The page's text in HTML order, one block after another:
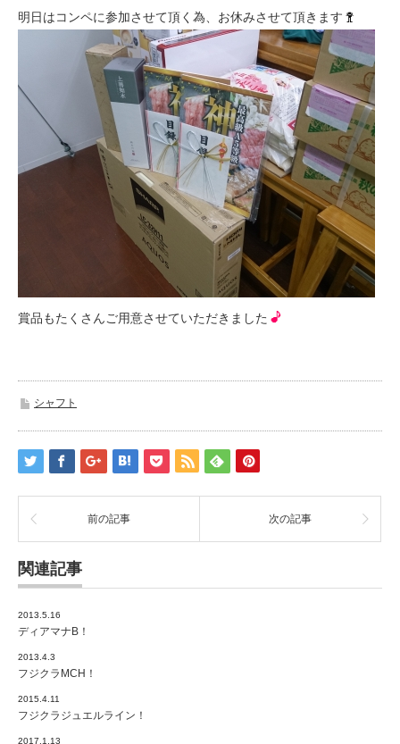
明日はコンペに参加させて頂く為、お休みさせて頂きます
賞品もたくさんご用意させていただきました
シャフト
前の記事 次の記事
関連記事
2013.5.16
ディアマナB！
2013.4.3
フジクラMCH！
2015.4.11
フジクラジュエルライン！
2017.1.13